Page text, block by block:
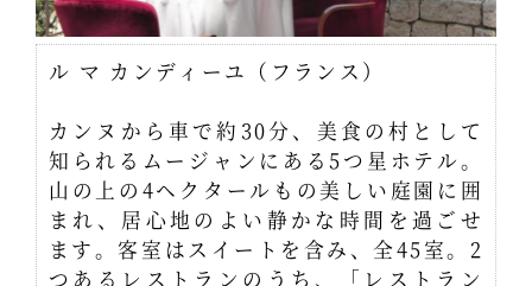
ル マ カンディーユ（フランス）
カンヌから車で約30分、美食の村として
知られるムージャンにある5つ星ホテル。
山の上の4ヘクタールもの美しい庭園に囲
まれ、居心地のよい静かな時間を過ごせ
ます。客室はスイートを含み、全45室。2
つあるレストランのうち、「レストラン